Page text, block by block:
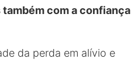
com a confiança
da perda em alívio e